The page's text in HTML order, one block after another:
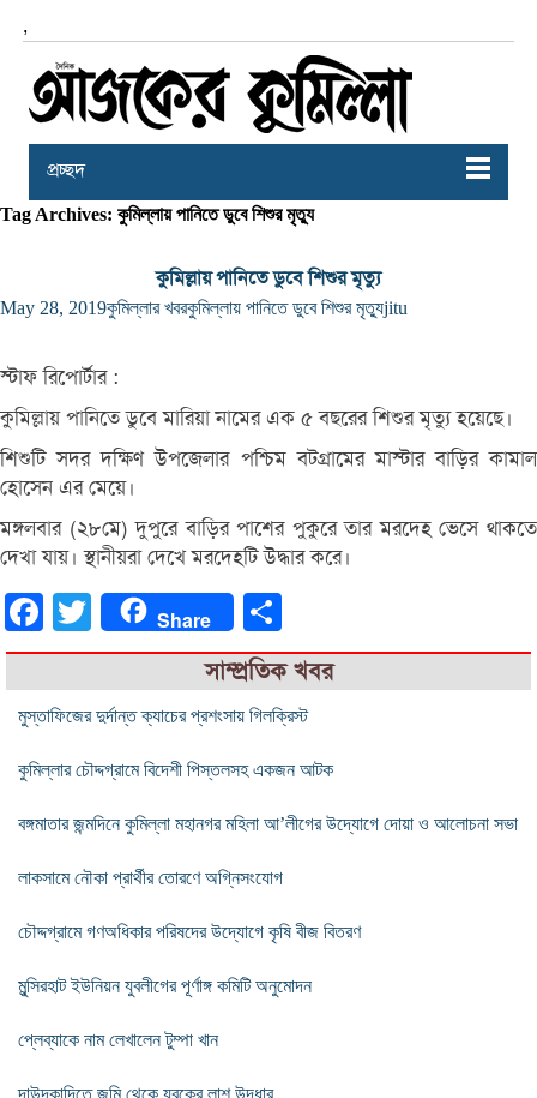
,
প্রচ্ছদ
Tag Archives: কুমিল্লায় পানিতে ডুবে শিশুর মৃত্যু
কুমিল্লায় পানিতে ডুবে শিশুর মৃত্যু
May 28, 2019কুমিল্লার খবরকুমিল্লায় পানিতে ডুবে শিশুর মৃত্যুjitu
স্টাফ রিপোর্টার :
কুমিল্লায় পানিতে ডুবে মারিয়া নামের এক ৫ বছরের শিশুর মৃত্যু হয়েছে।
শিশুটি সদর দক্ষিণ উপজেলার পশ্চিম বটগ্রামের মাস্টার বাড়ির কামাল
হোসেন এর মেয়ে।
মঙ্গলবার (২৮মে) দুপুরে বাড়ির পাশের পুকুরে তার মরদেহ ভেসে থাকতে
দেখা যায়। স্থানীয়রা দেখে মরদেহটি উদ্ধার করে।
FacebookTwitter Share
সাম্প্রতিক খবর
মুস্তাফিজের দুর্দান্ত ক্যাচের প্রশংসায় গিলক্রিস্ট
কুমিল্লার চৌদ্দগ্রামে বিদেশী পিস্তলসহ একজন আটক
বঙ্গমাতার জন্মদিনে কুমিল্লা মহানগর মহিলা আ’লীগের উদ্যোগে দোয়া ও আলোচনা সভা
লাকসামে নৌকা প্রার্থীর তোরণে অগ্নিসংযোগ
চৌদ্দগ্রামে গণঅধিকার পরিষদের উদ্যোগে কৃষি বীজ বিতরণ
মুন্সিরহাট ইউনিয়ন যুবলীগের পূর্ণাঙ্গ কমিটি অনুমোদন
প্লেব্যাকে নাম লেখালেন টুম্পা খান
দাউদকান্দিতে জমি থেকে যুবকের লাশ উদ্ধার